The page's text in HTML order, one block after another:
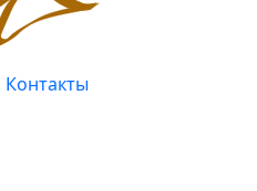
Контакты